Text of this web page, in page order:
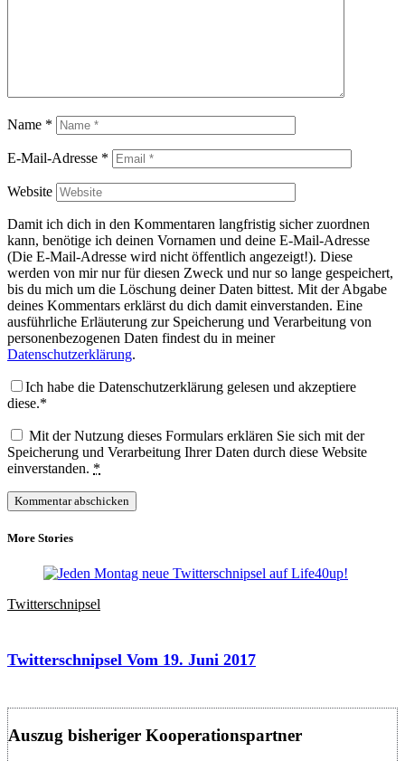
Name *
E-Mail-Adresse *
Website
Damit ich dich in den Kommentaren langfristig sicher zuordnen
kann, benötige ich deinen Vornamen und deine E-Mail-Adresse
(Die E-Mail-Adresse wird nicht öffentlich angezeigt!). Diese
werden von mir nur für diesen Zweck und nur so lange gespeichert,
bis du mich um die Löschung deiner Daten bittest. Mit der Abgabe
deines Kommentars erklärst du dich damit einverstanden. Eine
ausführliche Erläuterung zur Speicherung und Verarbeitung von
personenbezogenen Daten findest du in meiner
Datenschutzerklärung.
Ich habe die Datenschutzerklärung gelesen und akzeptiere
diese.*
Mit der Nutzung dieses Formulars erklären Sie sich mit der
Speicherung und Verarbeitung Ihrer Daten durch diese Website
einverstanden. *
More Stories
Twitterschnipsel
Twitterschnipsel Vom 19. Juni 2017
Auszug bisheriger Kooperationspartner